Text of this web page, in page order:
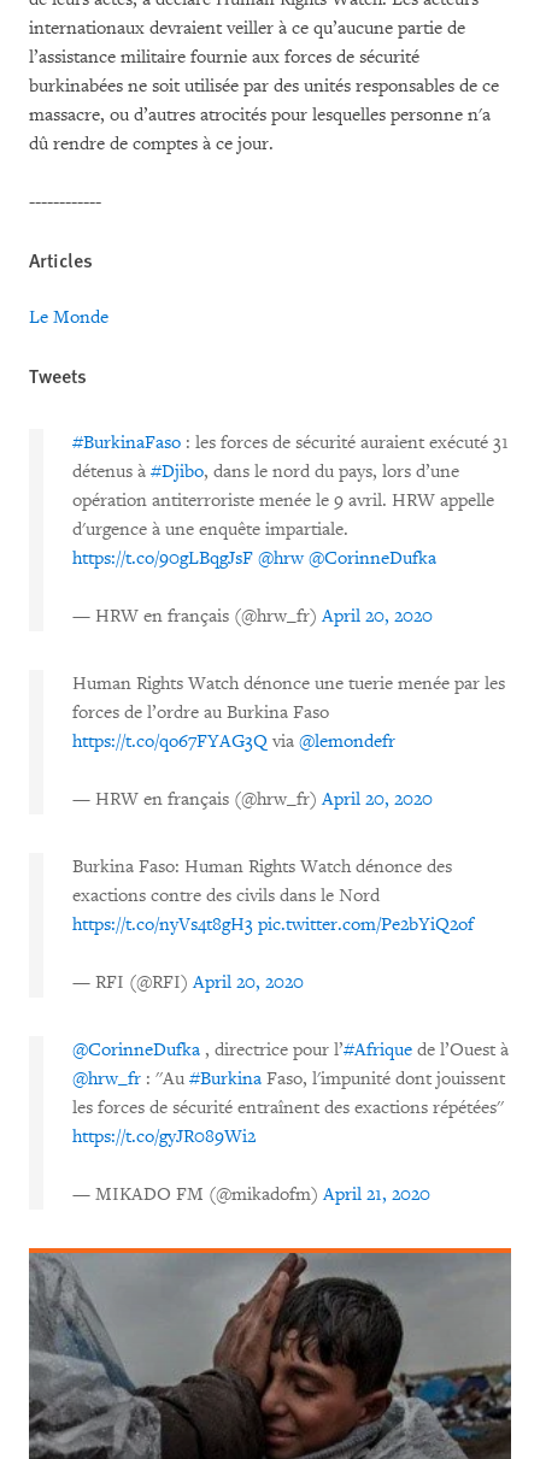
internationaux devraient veiller à ce qu’aucune partie de
l’assistance militaire fournie aux forces de sécurité
burkinabées ne soit utilisée par des unités responsables de ce
massacre, ou d’autres atrocités pour lesquelles personne n'a
dû rendre de comptes à ce jour.
------------
Articles
Le Monde
Tweets
#BurkinaFaso : les forces de sécurité auraient exécuté 31
détenus à #Djibo, dans le nord du pays, lors d’une
opération antiterroriste menée le 9 avril. HRW appelle
d'urgence à une enquête impartiale.
https://t.co/90gLBqgJsF @hrw @CorinneDufka
— HRW en français (@hrw_fr)April 20, 2020
Human Rights Watch dénonce une tuerie menée par les
forces de l’ordre au Burkina Faso
https://t.co/qo67FYAG3Q via @lemondefr
— HRW en français (@hrw_fr)April 20, 2020
Burkina Faso: Human Rights Watch dénonce des
exactions contre des civils dans le Nord
https://t.co/nyVs4t8gH3 pic.twitter.com/Pe2bYiQ2of
— RFI (@RFI)April 20, 2020
@CorinneDufka , directrice pour l’#Afrique de l’Ouest à
@hrw_fr : ''Au #Burkina Faso, l'impunité dont jouissent
les forces de sécurité entraînent des exactions répétées''
https://t.co/gyJR089Wi2
— MIKADO FM (@mikadofm)April 21, 2020